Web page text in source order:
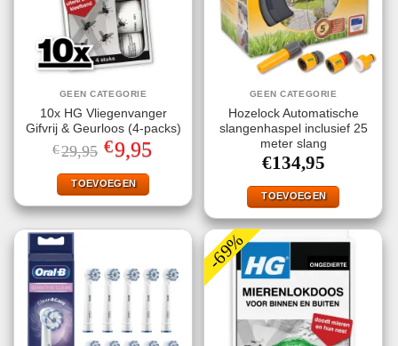
GEEN CATEGORIE
10x HG Vliegenvanger
Gifvrij & Geurloos (4-packs)
€29,95 Oorspronkelijke
prijs
was:
€29,95.
€9,95prijs
TOEVOEGEN
GEEN CATEGORIE
Hozelock Automatische
slangenhaspel inclusief 25
meter slang
€134,95
TOEVOEGEN
-69%